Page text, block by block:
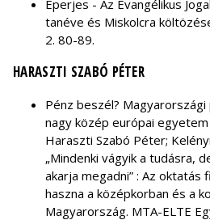
Eperjes - Az Evangélikus
tanéve és Miskolcra
2. 80-89.
HARASZTI SZABÓ PÉTER
Pénz beszél?
nagy közép európai
Haraszti Szabó Péter;
„Mindenki vágyik a tudásra,
akarja megadni” : Az oktatás
haszna a középkorban és a
Magyarország. MTA-ELTE